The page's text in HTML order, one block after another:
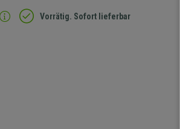
Vorrätig. Sofort lieferbar